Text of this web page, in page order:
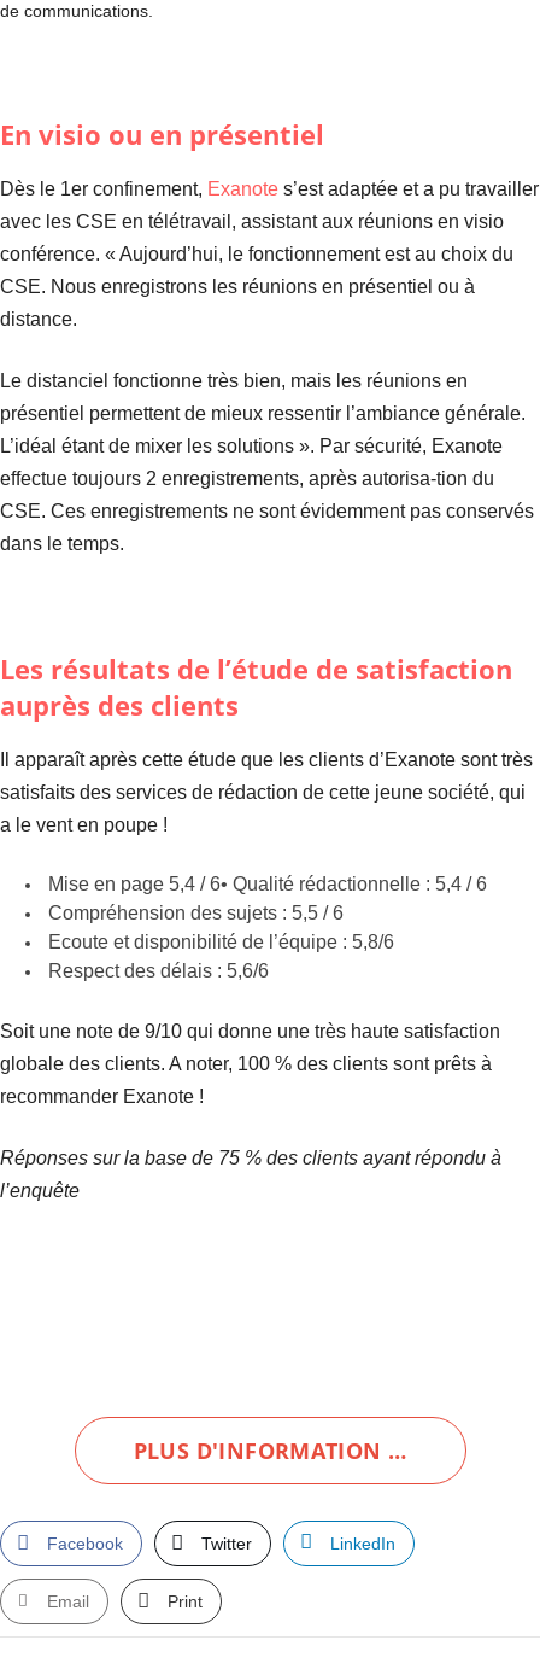
de communications.
En visio ou en présentiel
Dès le 1er confinement, Exanote s’est adaptée et a pu travailler
avec les CSE en télétravail, assistant aux réunions en visio
conférence. « Aujourd’hui, le fonctionnement est au choix du
CSE. Nous enregistrons les réunions en présentiel ou à
distance.
Le distanciel fonctionne très bien, mais les réunions en
présentiel permettent de mieux ressentir l’ambiance générale.
L’idéal étant de mixer les solutions ». Par sécurité, Exanote
effectue toujours 2 enregistrements, après autorisa-tion du
CSE. Ces enregistrements ne sont évidemment pas conservés
dans le temps.
Les résultats de l’étude de satisfaction
auprès des clients
Il apparaît après cette étude que les clients d’Exanote sont très
satisfaits des services de rédaction de cette jeune société, qui
a le vent en poupe !
Mise en page 5,4 / 6• Qualité rédactionnelle : 5,4 / 6
Compréhension des sujets : 5,5 / 6
Ecoute et disponibilité de l’équipe : 5,8/6
Respect des délais : 5,6/6
Soit une note de 9/10 qui donne une très haute satisfaction
globale des clients. A noter, 100 % des clients sont prêts à
recommander Exanote !
Réponses sur la base de 75 % des clients ayant répondu à
l’enquête
PLUS D'INFORMATION …
Facebook Twitter LinkedIn
Email Print